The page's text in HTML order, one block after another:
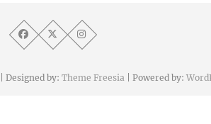
Designed by: Theme Freesia| Powered by: